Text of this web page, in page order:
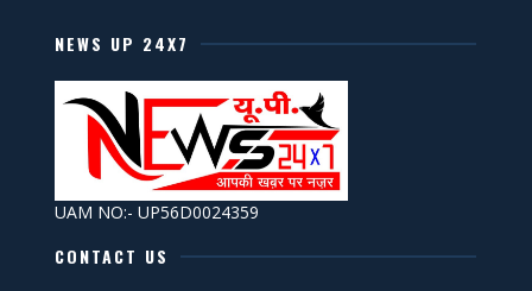
NEWS UP 24X7
UAM NO:- UP56D0024359
CONTACT US